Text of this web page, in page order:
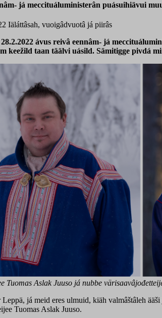
já meccituáluministerân puásuihiävui
Iäláttâsah, vuoigâdvuotâ já piirâs
ávus reivâ eennâm- já
keežild taan täälvi uásild. Sämitigge pivdá
Tuomas Aslak Juuso já nubbe
já meid eres ulmuid, kiäh valmâštâleh
Tuomas Aslak Juuso.